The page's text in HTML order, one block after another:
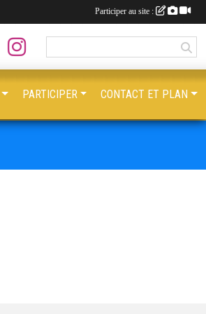
PARTICIPER CONTACT ET PLAN
Participer au site :